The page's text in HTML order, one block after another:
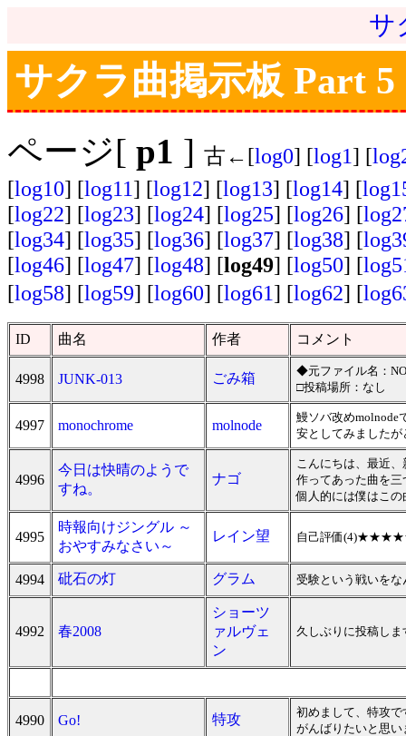
サ
サクラ曲掲示板 Part 5
ページ[ p1 ] 古←[log0] [log1] [
[log10] [log11] [log12] [log13] [log14] [
[log22] [log23] [log24] [log25] [log26] [
[log34] [log35] [log36] [log37] [log38] [
[log46] [log47] [log48] [log49] [log50] [
[log58] [log59] [log60] [log61] [log62] [
ID 曲名 作者 コメント
4998 JUNK-013 ごみ箱
◆元ファイル名：
□投稿場所：なし
4997 monochrome molnode
鰻ソバ改めmolnode
安としてみました
4996
今日は快晴のようで
すね。
ナゴ
こんにちは、最近
作ってあった曲を
個人的には僕はこ
4995
時報向けジングル ～
おやすみなさい～
レイン望 自己評価(4)★★★★☆
4994 砒石の灯 グラム 受験という戦いを
4992 春2008
ショーツ
ァルヴェ
ン
久しぶりに投稿しま
4990 Go! 特攻
初めまして、特攻
がんばりたいと思